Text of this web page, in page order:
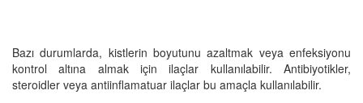
Bazı durumlarda, kistlerin boyutunu azaltmak veya enfeksiyonu
kontrol altına almak için ilaçlar kullanılabilir. Antibiyotikler,
steroidler veya antiinflamatuar ilaçlar bu amaçla kullanılabilir.